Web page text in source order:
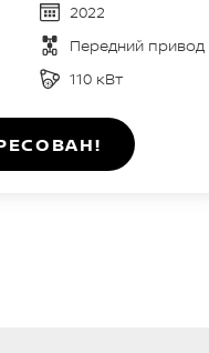
2022
Передний привод
110 кВт